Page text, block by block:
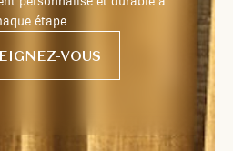
étape.
VOUS